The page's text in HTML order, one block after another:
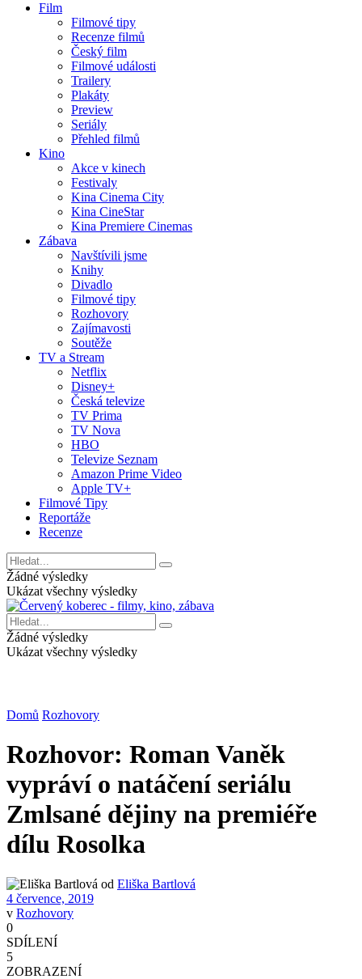
Film
Filmové tipy
Recenze filmů
Český film
Filmové události
Trailery
Plakáty
Preview
Seriály
Přehled filmů
Kino
Akce v kinech
Festivaly
Kina Cinema City
Kina CineStar
Kina Premiere Cinemas
Zábava
Navštívili jsme
Knihy
Divadlo
Filmové tipy
Rozhovory
Zajímavosti
Soutěže
TV a Stream
Netflix
Disney+
Česká televize
TV Prima
TV Nova
HBO
Televize Seznam
Amazon Prime Video
Apple TV+
Filmové Tipy
Reportáže
Recenze
Žádné výsledky
Ukázat všechny výsledky
Žádné výsledky
Ukázat všechny výsledky
Domů Rozhovory
Rozhovor: Roman Vaněk
vypráví o natáčení seriálu
Zmlsané dějiny na premiéře
dílu Rosolka
od Eliška Bartlová
4 července, 2019
v Rozhovory
0
SDÍLENÍ
5
ZOBRAZENÍ